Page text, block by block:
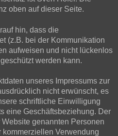
oben auf dieser Seite.
hin, dass die
(z.B. bei der Kommunikation
aufweisen und nicht lückenlos
werden kann.
unseres Impressums zur
nicht erwünscht, es
schriftliche Einwilligung
eine Geschäftsbeziehung. Der
genannten Personen
Verwendung